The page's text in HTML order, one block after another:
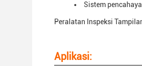
Sistem
Peralatan Inspeksi
Aplikasi: